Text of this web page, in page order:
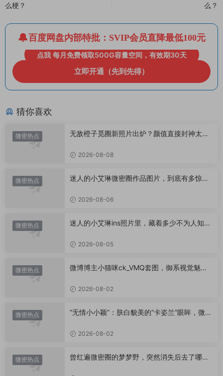
么梗？
么？
百度网盘内部特批：SVIP会员直降最低100元
点我 每月免费领取500G容量空间，有效期30天
立即开通（先到先得）
猜你喜欢
微密热点
无敌橙子觅圈新照片出炉？颜值直接封神太惊
2026-08-08
微密热点
迷人的小艾琳微密圈作品图片，到底有多惊
2026-08-06
微密热点
迷人的小艾琳ins照片里，藏着多少不为人知的
2026-08-05
微密热点
微博博主小猫咪ck_VMQ套图，御系视觉魅力
2026-08-02
微密热点
“无情小小颖”：肤白貌美的“卡姿兰”眼眸，微密
2026-08-02
微密热点
曾红遍微密圈的梦梦野，突然消失后去了哪